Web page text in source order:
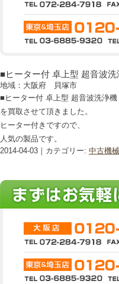
■ヒーター付 卓上型 超音波
地域：大阪府 貝塚市
■ヒーター付 卓上型 超音波洗浄
を買取させて頂きました。
ヒーター付きですので、
人気の製品です。
2014-04-03｜カテゴリー: 中古機械